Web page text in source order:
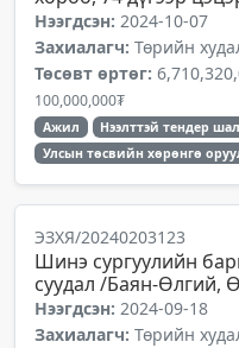
Нээгдсэн: 2024-10-07
Захиалагч: Төрийн
Төсөвт өртөг:
100,000,000₮
Ажил
Нээлттэй тендер
Улсын төсвийн хөрөнгө
ЭЗХЯ/20240203123
Шинэ сургуулийн
суудал /Баян-Өлгий,
Нээгдсэн: 2024-09-18
Захиалагч: Төрийн